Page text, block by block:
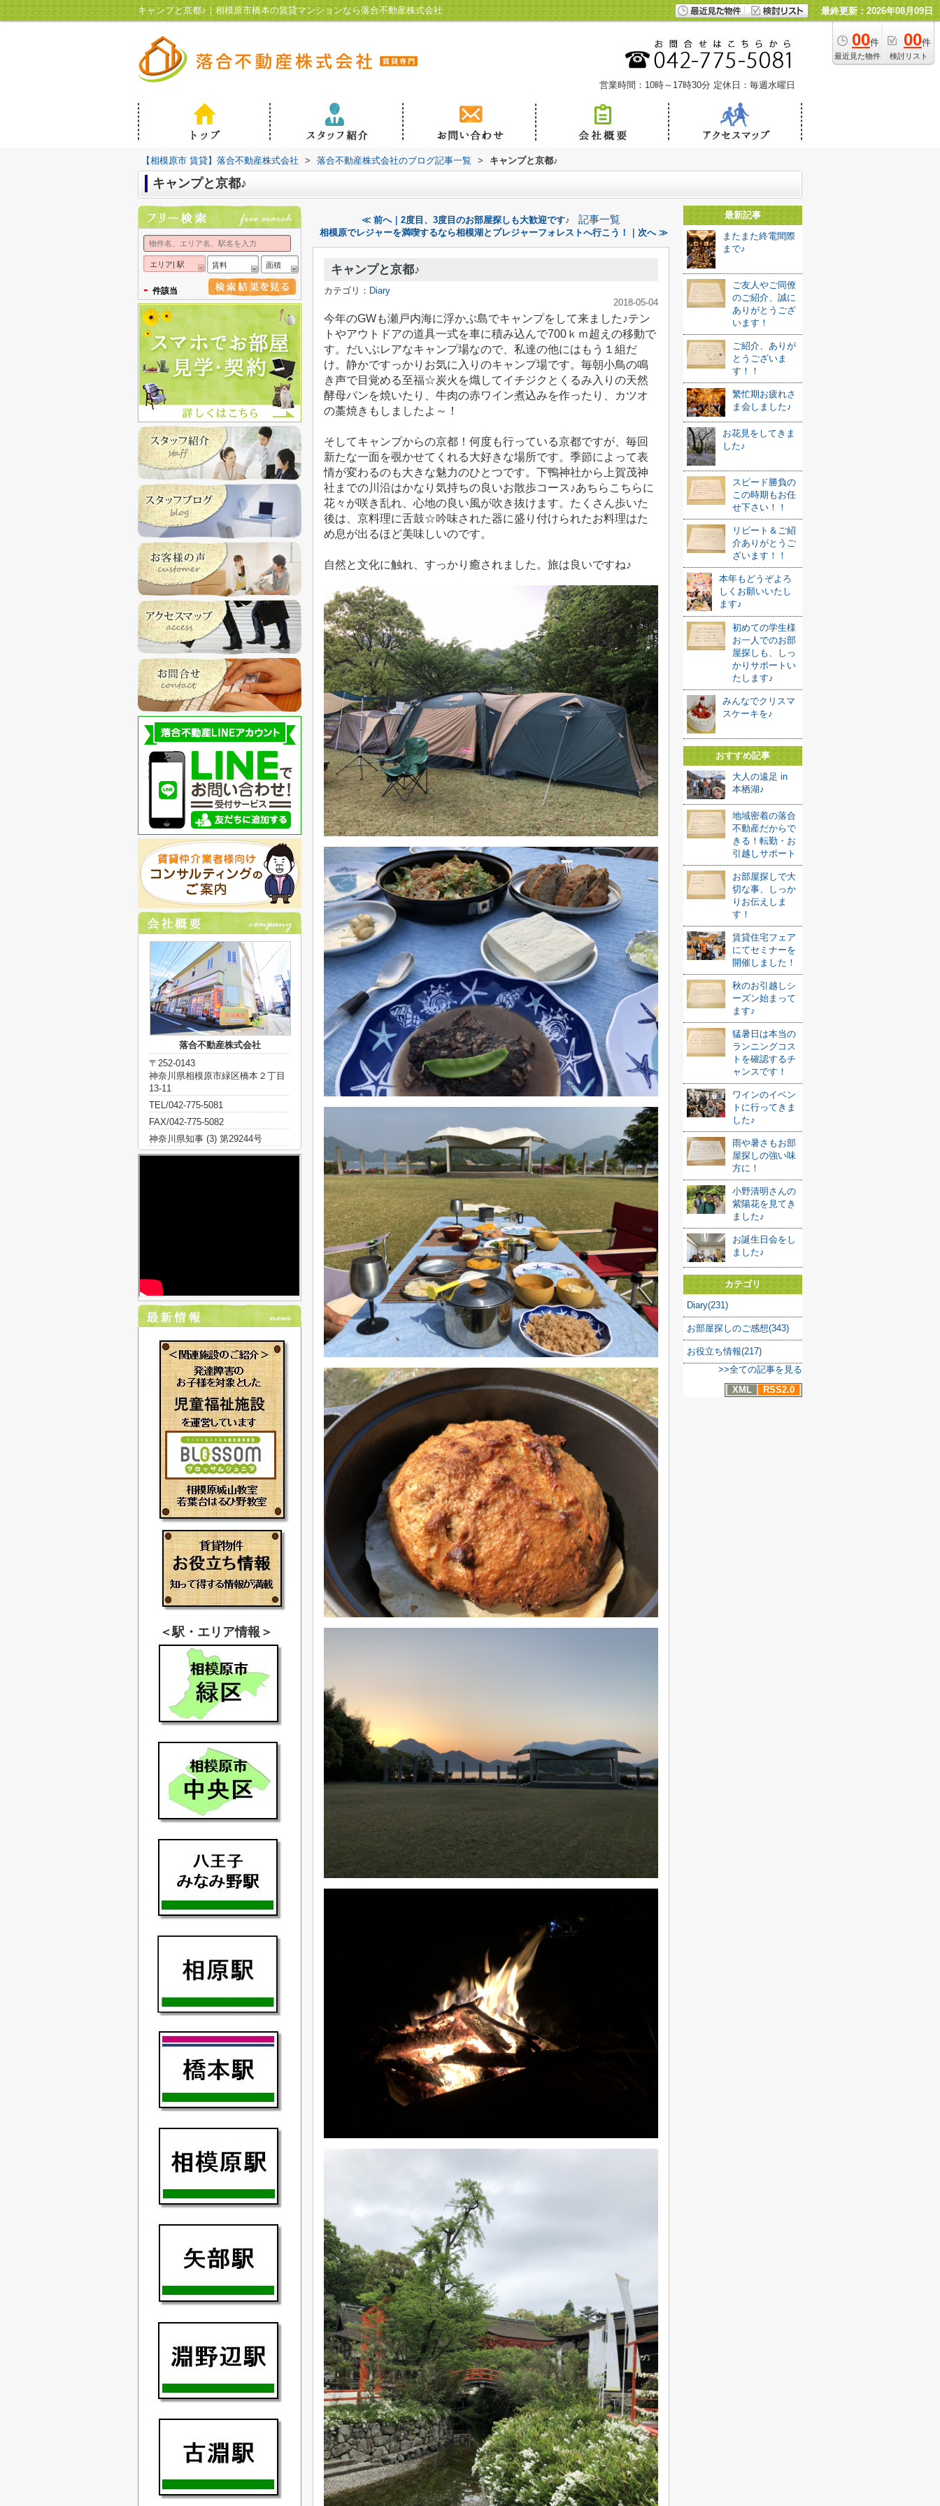
キャンプと京都♪｜相模原市橋本の賃貸マンションなら落合不動産株式会社 最終更新：2026年08月09日
00件
最近見た物件
00件
検討リスト
営業時間：10時～17時30分 定休日：毎週水曜日
【相模原市 賃貸】落合不動産株式会社 > 落合不動産株式会社のブログ記事一覧 > キャンプと京都♪
キャンプと京都♪
≪ 前へ｜2度目、3度目のお部屋探しも大歓迎です♪ 記事一覧
相模原でレジャーを満喫するなら相模湖とプレジャーフォレストへ行こう！｜次へ ≫
キャンプと京都♪
カテゴリ： Diary
2018-05-04
今年のGWも瀬戸内海に浮かぶ島でキャンプをして来ました♪テン
トやアウトドアの道具一式を車に積み込んで700ｋｍ超えの移動で
す。だいぶレアなキャンプ場なので、私達の他にはもう１組だ
け。静かですっかりお気に入りのキャンプ場です。毎朝小鳥の鳴
き声で目覚める至福☆炭火を熾してイチジクとくるみ入りの天然
酵母パンを焼いたり、牛肉の赤ワイン煮込みを作ったり、カツオ
の藁焼きもしましたよ～！
そしてキャンプからの京都！何度も行っている京都ですが、毎回
新たな一面を覗かせてくれる大好きな場所です。季節によって表
情が変わるのも大きな魅力のひとつです。下鴨神社から上賀茂神
社までの川沿はかなり気持ちの良いお散歩コース♪あちらこちらに
花々が咲き乱れ、心地の良い風が吹き抜けます。たくさん歩いた
後は、京料理に舌鼓☆吟味された器に盛り付けられたお料理はた
め息が出るほど美味しいのです。
自然と文化に触れ、すっかり癒されました。旅は良いですね♪
最新記事
またまた終電間際
まで♪
ご友人やご同僚
のご紹介、誠に
ありがとうござ
います！
ご紹介、ありが
とうございま
す！！
繁忙期お疲れさ
ま会しました♪
お花見をしてきま
した♪
スピード勝負の
この時期もお任
せ下さい！！
リピート＆ご紹
介ありがとうご
ざいます！！
本年もどうぞよろ
しくお願いいたし
ます♪
初めての学生様
お一人でのお部
屋探しも、しっ
かりサポートい
たします♪
みんなでクリスマ
スケーキを♪
おすすめ記事
大人の遠足 in
本栖湖♪
地域密着の落合
不動産だからで
きる！転勤・お
引越しサポート
お部屋探しで大
切な事、しっか
りお伝えしま
す！
賃貸住宅フェア
にてセミナーを
開催しました！
秋のお引越しシ
ーズン始まって
ます♪
猛暑日は本当の
ランニングコス
トを確認するチ
ャンスです！
ワインのイベン
トに行ってきま
した♪
雨や暑さもお部
屋探しの強い味
方に！
小野清明さんの
紫陽花を見てき
ました♪
お誕生日会をし
ました♪
カテゴリ
Diary(231)
お部屋探しのご感想(343)
お役立ち情報(217)
>>全ての記事を見る
XML
RSS2.0
エリア| 駅 賃料 面積
- 件該当
落合不動産株式会社
〒252-0143
神奈川県相模原市緑区橋本２丁目
13-11
TEL/042-775-5081
FAX/042-775-5082
神奈川県知事 (3) 第29244号
＜駅・エリア情報＞